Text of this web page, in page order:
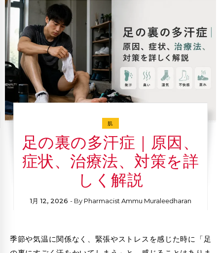
肌
足の裏の多汗症｜原因、
症状、治療法、対策を詳
しく解説
1月 12, 2026 - By Pharmacist Ammu Muraleedharan
季節や気温に関係なく、緊張やストレスを感じた時に「足